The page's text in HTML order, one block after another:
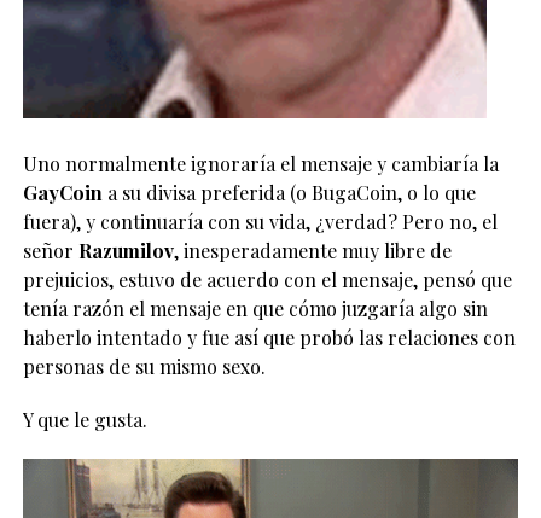
Uno normalmente ignoraría el mensaje y cambiaría la
GayCoina su divisa preferida (o BugaCoin, o lo que
fuera), y continuaría con su vida, ¿verdad? Pero no, el
señor Razumilov, inesperadamente muy libre de
prejuicios, estuvo de acuerdo con el mensaje, pensó que
tenía razón el mensaje en que cómo juzgaría algo sin
haberlo intentado y fue así que probó las relaciones con
personas de su mismo sexo.
Y que le gusta.